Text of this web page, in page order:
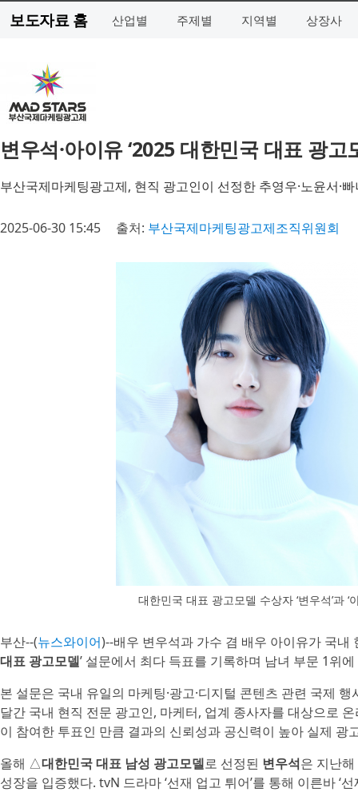
보도자료 홈 산업별 주제별 지역별 상장사
변우석·아이유 ‘2025 대한민국 대표 광고
부산국제마케팅광고제, 현직 광고인이 선정한 추영우·노윤서·
2025-06-30 15:45 출처: 부산국제마케팅광고제조직위원회
대한민국 대표 광고모델 수상자 ‘변우석’과
부산--(뉴스와이어)--배우 변우석과 가수 겸 배우 아이유가 국내
대표 광고모델’ 설문에서 최다 득표를 기록하며 남녀 부문 1위
본 설문은 국내 유일의 마케팅·광고·디지털 콘텐츠 관련 국제 행
달간 국내 현직 전문 광고인, 마케터, 업계 종사자를 대상으로
이 참여한 투표인 만큼 결과의 신뢰성과 공신력이 높아 실제
올해 △대한민국 대표 남성 광고모델로 선정된 변우석은 지난
성장을 입증했다. tvN 드라마 ‘선재 업고 튀어’를 통해 이른바 ‘